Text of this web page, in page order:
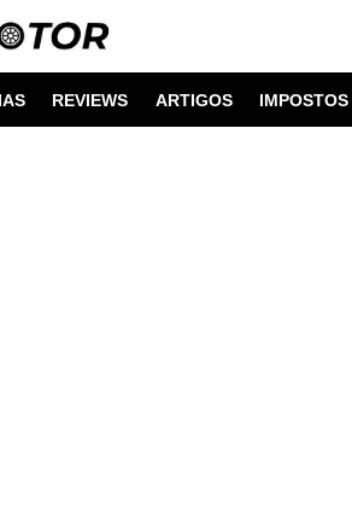
REVIEWS ARTIGOS IMPOSTOS